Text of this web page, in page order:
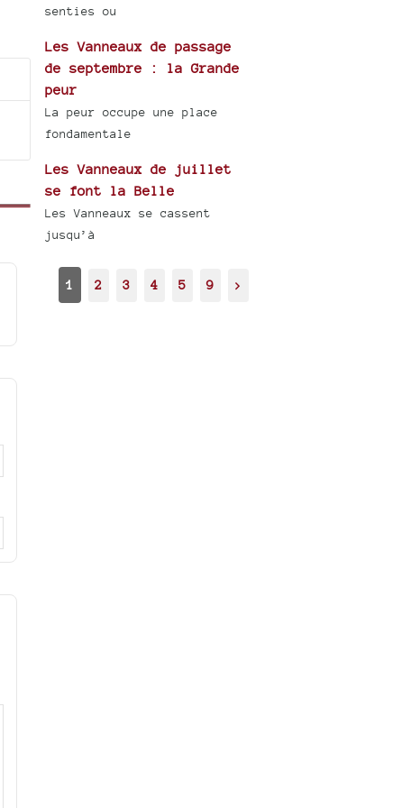
senties ou
Les Vanneaux de passage
de septembre : la Grande
peur
La peur occupe une place
fondamentale
Les Vanneaux de juillet
se font la Belle
Les Vanneaux se cassent
jusqu’à
1 2 3 4 5 9 >